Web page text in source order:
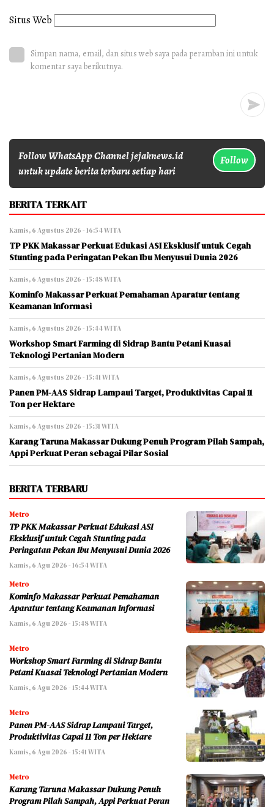
Situs Web
Simpan nama, email, dan situs web saya pada peramban ini untuk
komentar saya berikutnya.
Follow WhatsApp Channel jejaknews.id
untuk update berita terbaru setiap hari
Follow
BERITA TERKAIT
Kamis, 6 Agustus 2026 - 16:54 WITA
TP PKK Makassar Perkuat Edukasi ASI Eksklusif untuk Cegah
Stunting pada Peringatan Pekan Ibu Menyusui Dunia 2026
Kamis, 6 Agustus 2026 - 15:48 WITA
Kominfo Makassar Perkuat Pemahaman Aparatur tentang
Keamanan Informasi
Kamis, 6 Agustus 2026 - 15:44 WITA
Workshop Smart Farming di Sidrap Bantu Petani Kuasai
Teknologi Pertanian Modern
Kamis, 6 Agustus 2026 - 15:41 WITA
Panen PM-AAS Sidrap Lampaui Target, Produktivitas Capai 11
Ton per Hektare
Kamis, 6 Agustus 2026 - 15:31 WITA
Karang Taruna Makassar Dukung Penuh Program Pilah Sampah,
Appi Perkuat Peran sebagai Pilar Sosial
BERITA TERBARU
Metro
TP PKK Makassar Perkuat Edukasi ASI
Eksklusif untuk Cegah Stunting pada
Peringatan Pekan Ibu Menyusui Dunia 2026
Kamis, 6 Agu 2026 - 16:54 WITA
Metro
Kominfo Makassar Perkuat Pemahaman
Aparatur tentang Keamanan Informasi
Kamis, 6 Agu 2026 - 15:48 WITA
Metro
Workshop Smart Farming di Sidrap Bantu
Petani Kuasai Teknologi Pertanian Modern
Kamis, 6 Agu 2026 - 15:44 WITA
Metro
Panen PM-AAS Sidrap Lampaui Target,
Produktivitas Capai 11 Ton per Hektare
Kamis, 6 Agu 2026 - 15:41 WITA
Metro
Karang Taruna Makassar Dukung Penuh
Program Pilah Sampah, Appi Perkuat Peran